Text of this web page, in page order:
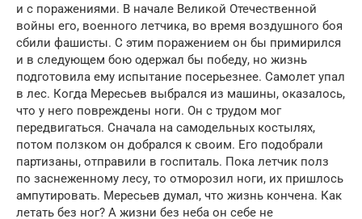
и с поражениями. В начале Великой Отечественной
войны его, военного летчика, во время воздушного боя
сбили фашисты. С этим поражением он бы примирился
и в следующем бою одержал бы победу, но жизнь
подготовила ему испытание посерьезнее. Самолет упал
в лес. Когда Мересьев выбрался из машины, оказалось,
что у него повреждены ноги. Он с трудом мог
передвигаться. Сначала на самодельных костылях,
потом ползком он добрался к своим. Его подобрали
партизаны, отправили в госпиталь. Пока летчик полз
по заснеженному лесу, то отморозил ноги, их пришлось
ампутировать. Мересьев думал, что жизнь кончена. Как
летать без ног? А жизни без неба он себе не